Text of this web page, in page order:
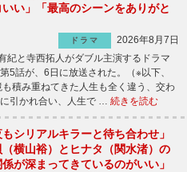
いい」「最高のシーンをありがと
ドラマ
2026年8月7日
紀と寺西拓人がダブル主演するドラマ
5話が、6日に放送された。（※以下、
積み重ねてきた人生も全く違う、交わ
引かれ合い、人生で … 続きを読む
もシリアルキラーと待ち合わせ」
（横山裕）とヒナタ（関水渚）の
が深まってきているのがいい」